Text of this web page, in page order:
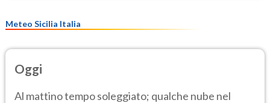
Meteo Sicilia Italia
Oggi
Al mattino tempo soleggiato; qualche nube nel